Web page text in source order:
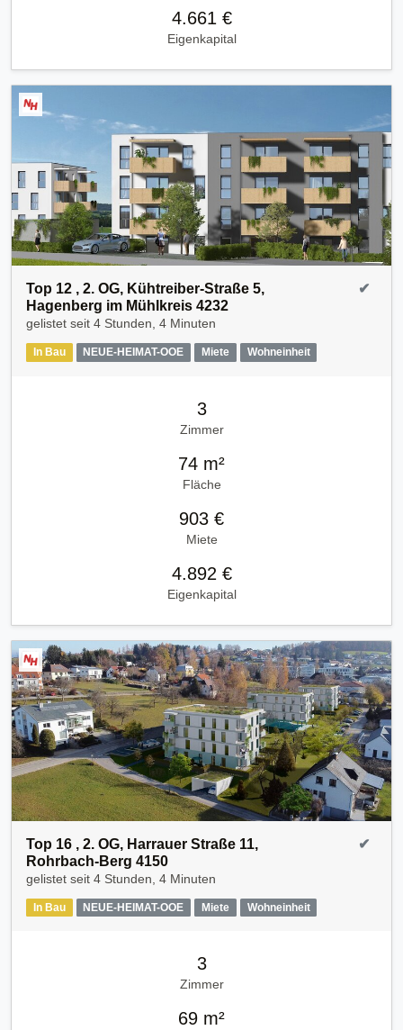
4.661 €
Eigenkapital
Top 12 , 2. OG, Kühtreiber-Straße 5,
Hagenberg im Mühlkreis 4232
gelistet seit 4 Stunden, 4 Minuten
In Bau NEUE-HEIMAT-OOE Miete Wohneinheit
✔
3
Zimmer
74 m²
Fläche
903 €
Miete
4.892 €
Eigenkapital
Top 16 , 2. OG, Harrauer Straße 11,
Rohrbach-Berg 4150
gelistet seit 4 Stunden, 4 Minuten
In Bau NEUE-HEIMAT-OOE Miete Wohneinheit
✔
3
Zimmer
69 m²